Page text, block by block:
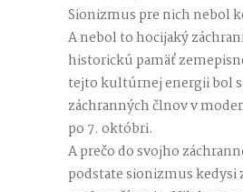
Sionizmus pre nich nebol
A nebol to hocijaký
historickú pamäť
tejto kultúrnej energii bol
záchranných člnov v
po 7. októbri.
A prečo do svojho
podstate sionizmus kedysi